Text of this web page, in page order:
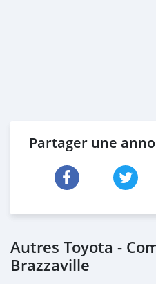
Partager une
Autres Toyota -
Brazzaville